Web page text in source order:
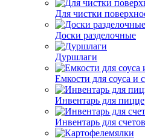
Для чистки
Доски разделочные
Дуршлаги
Емкости для соуса и
Инвентарь для
Инвентарь для